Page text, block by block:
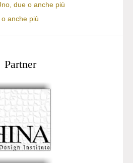
due o anche più
anche più
Partner